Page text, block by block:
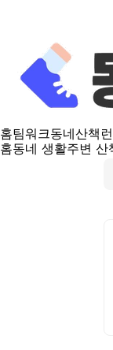
홈팀워크동네산책
홈동네 생활주변 산